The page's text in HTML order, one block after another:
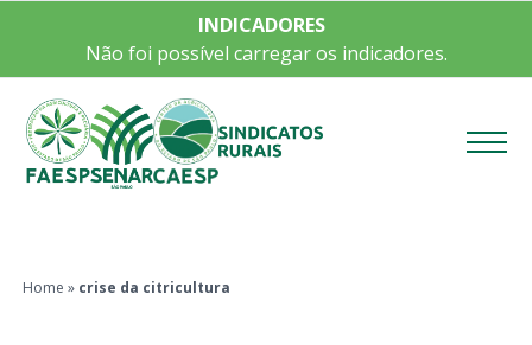
INDICADORES
Não foi possível carregar os indicadores.
Home » crise da citricultura